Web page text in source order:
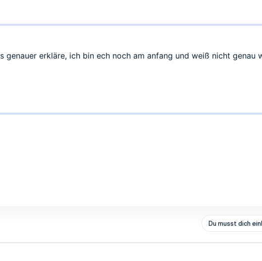
genauer erkläre, ich bin ech noch am anfang und weiß nicht genau
Du musst dich